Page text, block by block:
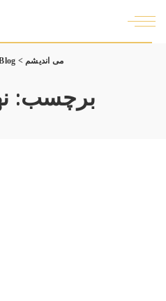
می اندیشم >
برچسب: